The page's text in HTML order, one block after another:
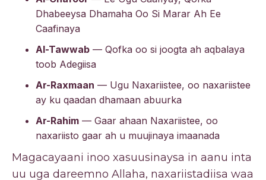
Dhabeeysa Dhamaha Oo Si Marar Ah Ee
Caafinaya
Al-Tawwab — Qofka oo si joogta ah aqbalaya
toob Adegiisa
Ar-Raxmaan — Ugu Naxariistee, oo naxariistee
ay ku qaadan dhamaan abuurka
Ar-Rahim — Gaar ahaan Naxariistee, oo
naxariisto gaar ah u muujinaya imaanada
Magacayaani inoo xasuusinaysa in aanu inta
uu uga dareemno Allaha, naxariistadiisa waa